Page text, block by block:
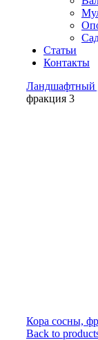
Статьи
Контакты
Ландшафтный
фракция 3
Кора сосны,
Back to